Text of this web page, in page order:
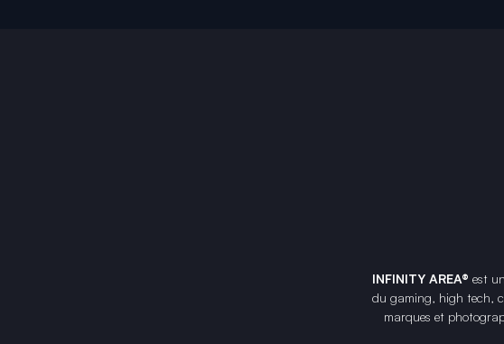
INFINITY AREA® est
du gaming, high tech,
marques et